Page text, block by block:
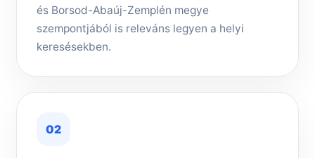
és Borsod-Abaúj-Zemplén megye
szempontjából is releváns legyen a helyi
keresésekben.
02